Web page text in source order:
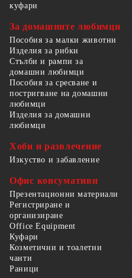
куфари
За домашните любимци
Пособия за малки животни
Изделия за рибки
Стълби и рампи за
домашни любимци
Пособия за сресване и
постригване на домашни
любимци
Изделия за домашни
любимци
Хоби и развлечение
Изкуство и забавление
Офис консумативи
Презентационни материали
Регистриране и
организиране
Office Equipment
Куфари
Козметични и тоалетни
чанти
Раници